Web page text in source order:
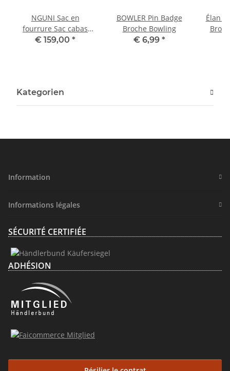
NGUNI Sac en
fourrure Sac cabas
Sac fourre-tout
€ 159,00 *
BOWLER Pin Badge
Broche Bowling
€ 6,99 *
Élan
Kategorien
Information
Informations légales
SÉCURITÉ CERTIFIÉE
ADHÉSION